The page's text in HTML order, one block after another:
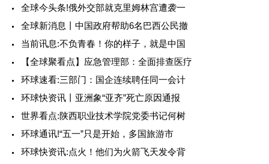
全球今头条!俄外交部就克里姆林宫遭袭一
全球新消息丨中国政府帮助6名巴西公民撤
当前讯息:不负青春！你的样子，就是中国
【全球聚看点】应急管理部：全面排查医疗
环球速看:三部门：国企连续聘任同一会计
环球快资讯丨亚洲象“亚齐”死亡原因通报
世界看点:陕西职业技术学院党委书记何树
环球通讯!“五一”只是开始，多国旅游市
环球快资讯:点火！他们为火箭飞天发令背